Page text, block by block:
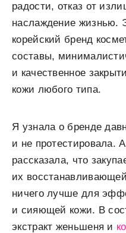
радости, отказ от
наслаждение жизнью.
корейский бренд
составы,
и качественное
кожи любого типа.
Я узнала о бренде
и не протестировала.
рассказала, что
их
ничего лучше для
и сияющей кожи. В
экстракт женьшеня и